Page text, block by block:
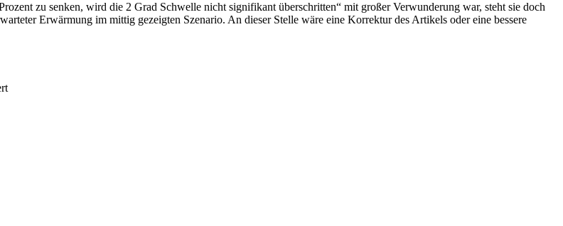
zu senken, wird die 2 Grad Schwelle nicht signifikant überschritten“ mit großer Verwunderung war, steht sie doch
Erwärmung im mittig gezeigten Szenario. An dieser Stelle wäre eine Korrektur des Artikels oder eine bessere